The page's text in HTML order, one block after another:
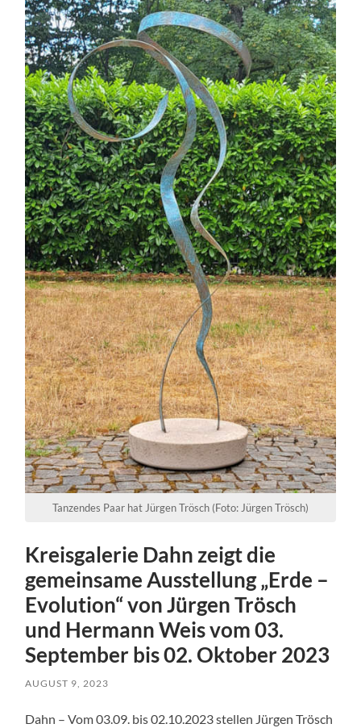
Tanzendes Paar hat Jürgen Trösch (Foto: Jürgen Trösch)
Kreisgalerie Dahn zeigt die
gemeinsame Ausstellung „Erde –
Evolution“ von Jürgen Trösch
und Hermann Weis vom 03.
September bis 02. Oktober 2023
AUGUST 9, 2023
Dahn – Vom 03.09. bis 02.10.2023 stellen Jürgen Trösch